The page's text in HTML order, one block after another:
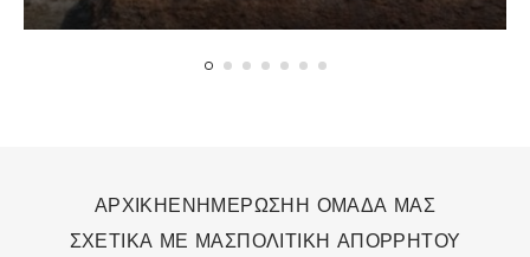
ΑΡΧΙΚΗΕΝΗΜΕΡΩΣΗΗ ΟΜΑΔΑ ΜΑΣ
ΣΧΕΤΙΚΑ ΜΕ ΜΑΣΠΟΛΙΤΙΚΗ ΑΠΟΡΡΗΤΟΥ